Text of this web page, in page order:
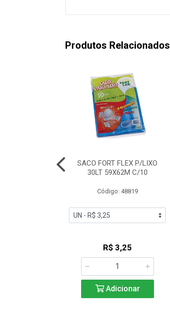
Produtos Relacionados
SACO FORT FLEX P/LIXO
30LT 59X62M C/10
Código: 48819
R$ 3,25
Adicionar